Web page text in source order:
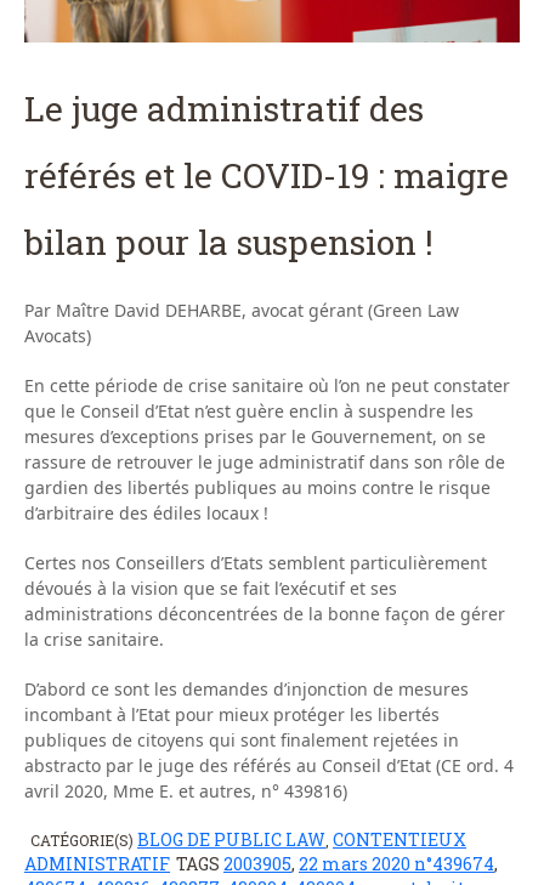
Le juge administratif des
référés et le COVID-19 : maigre
bilan pour la suspension !
Par Maître David DEHARBE, avocat gérant (Green Law
Avocats)
En cette période de crise sanitaire où l’on ne peut constater
que le Conseil d’Etat n’est guère enclin à suspendre les
mesures d’exceptions prises par le Gouvernement, on se
rassure de retrouver le juge administratif dans son rôle de
gardien des libertés publiques au moins contre le risque
d’arbitraire des édiles locaux !
Certes nos Conseillers d’Etats semblent particulièrement
dévoués à la vision que se fait l’exécutif et ses
administrations déconcentrées de la bonne façon de gérer
la crise sanitaire.
D’abord ce sont les demandes d’injonction de mesures
incombant à l’Etat pour mieux protéger les libertés
publiques de citoyens qui sont finalement rejetées in
abstracto par le juge des référés au Conseil d’Etat (CE ord. 4
avril 2020, Mme E. et autres, n° 439816)
CATÉGORIE(S) BLOG DE PUBLIC LAW CONTENTIEUX
ADMINISTRATIF TAGS 2003905, 22 mars 2020 n°439674,